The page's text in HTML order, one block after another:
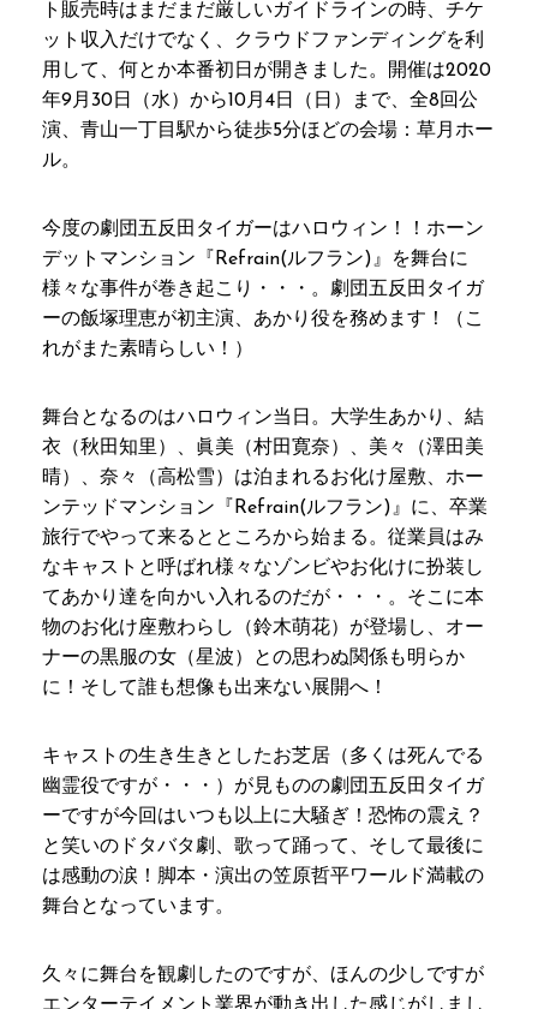
ト販売時はまだまだ厳しいガイドラインの時、チケ
ット収入だけでなく、クラウドファンディングを利
用して、何とか本番初日が開きました。開催は2020
年9月30日（水）から10月4日（日）まで、全8回公
演、青山一丁目駅から徒歩5分ほどの会場：草月ホー
ル。
今度の劇団五反田タイガーはハロウィン！！ホーン
デットマンション『Refrain(ルフラン)』を舞台に
様々な事件が巻き起こり・・・。劇団五反田タイガ
ーの飯塚理恵が初主演、あかり役を務めます！（こ
れがまた素晴らしい！）
舞台となるのはハロウィン当日。大学生あかり、結
衣（秋田知里）、眞美（村田寛奈）、美々（澤田美
晴）、奈々（高松雪）は泊まれるお化け屋敷、ホー
ンテッドマンション『Refrain(ルフラン)』に、卒業
旅行でやって来るとところから始まる。従業員はみ
なキャストと呼ばれ様々なゾンビやお化けに扮装し
てあかり達を向かい入れるのだが・・・。そこに本
物のお化け座敷わらし（鈴木萌花）が登場し、オー
ナーの黒服の女（星波）との思わぬ関係も明らか
に！そして誰も想像も出来ない展開へ！
キャストの生き生きとしたお芝居（多くは死んでる
幽霊役ですが・・・）が見ものの劇団五反田タイガ
ーですが今回はいつも以上に大騒ぎ！恐怖の震え？
と笑いのドタバタ劇、歌って踊って、そして最後に
は感動の涙！脚本・演出の笠原哲平ワールド満載の
舞台となっています。
久々に舞台を観劇したのですが、ほんの少しですが